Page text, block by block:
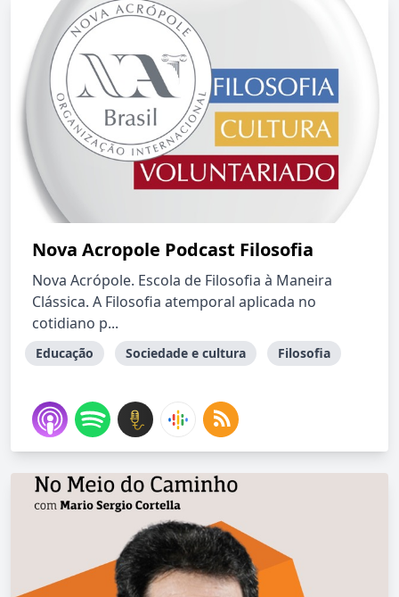
Nova Acropole Podcast Filosofia
Nova Acrópole. Escola de Filosofia à Maneira
Clássica. A Filosofia atemporal aplicada no
cotidiano p...
Educação Sociedade e cultura Filosofia